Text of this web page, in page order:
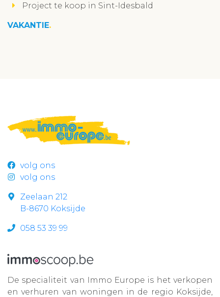
Project te koop in Sint-Idesbald
VAKANTIE
volg ons
volg ons
Zeelaan 212
B-8670 Koksijde
058 53 39 99
De specialiteit van Immo Europe is het verkopen
en verhuren van woningen in de regio Koksijde,